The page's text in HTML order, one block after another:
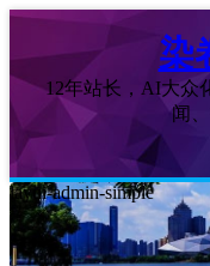
染
12年站长，AI大众
闻
layui-admin-simple